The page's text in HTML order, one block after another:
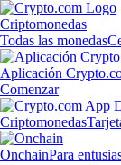
Criptomonedas
Todas las monedas
Aplicación
Comenzar
Criptomonedas
OnchainPara